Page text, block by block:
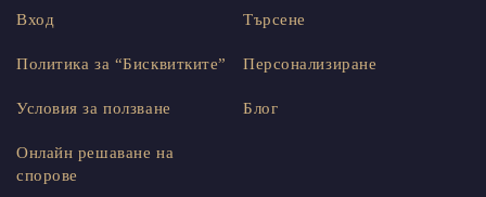
Вход Търсене
Политика за “Бисквитките”
Условия за ползване
Онлайн решаване на
спорове
Персонализиране
Блог